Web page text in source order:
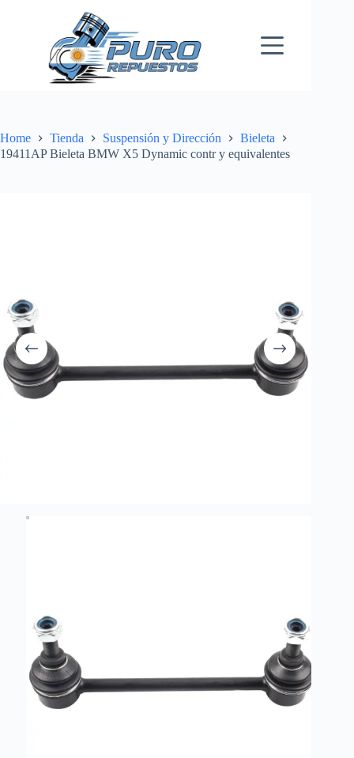
Home Tienda Suspensión y Dirección
Bieleta
19411AP Bieleta BMW X5 Dynamic contr y equivalentes